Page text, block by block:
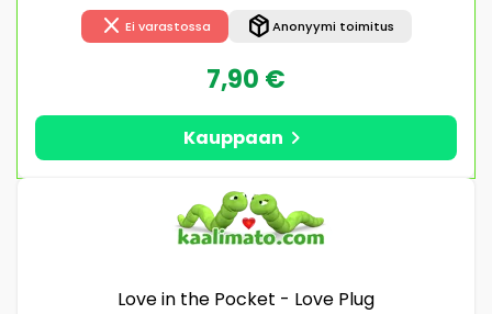
close Ei varastossa package_2Anonyymi toimitus
7,90 €
Kauppaan chevron_right
Love in the Pocket - Love Plug